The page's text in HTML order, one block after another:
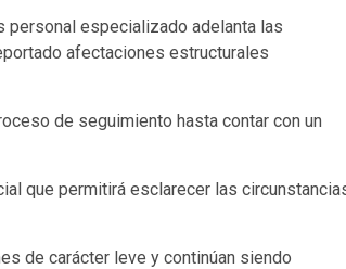
personal especializado adelanta las
afectaciones estructurales
de seguimiento hasta contar con un
que permitirá esclarecer las
de carácter leve y continúan siendo